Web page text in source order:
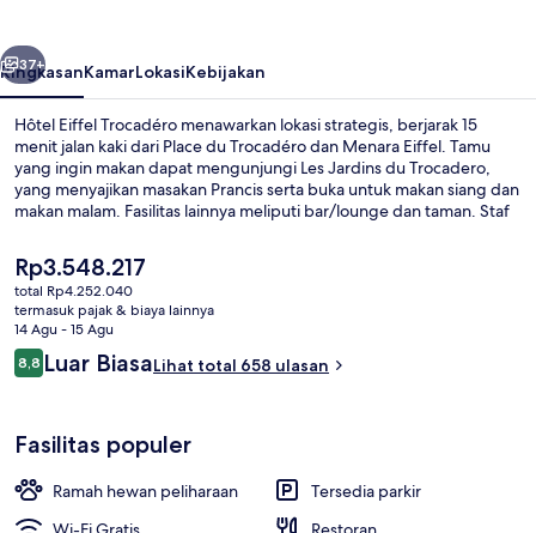
Berikutnya
37+
RingkasanKamarLokasiKebijakan
Hôtel Eiffel Trocadéro menawarkan lokasi strategis, berjarak 15
menit jalan kaki dari Place du Trocadéro dan Menara Eiffel. Tamu
yang ingin makan dapat mengunjungi Les Jardins du Trocadero,
yang menyajikan masakan Prancis serta buka untuk makan siang dan
makan malam. Fasilitas lainnya meliputi bar/lounge dan taman. Staf
Transportasi umum berada tidak jauh: Stasiun Trocadéro berjarak 5
menit dan Stasiun Passy berjarak 6 menit.
Harga
saat
ini
Rp3.548.217
Rp3.548.217
total Rp4.252.040
termasuk pajak & biaya lainnya
14 Agu - 15 Agu
Ulasan
8,88,8 dari 10
Luar BiasaLihat total 658 ulasan
Fasilitas populer
Ramah hewan peliharaan
Tersedia parkir